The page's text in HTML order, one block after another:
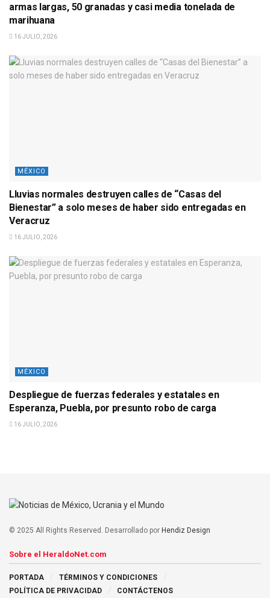
armas largas, 50 granadas y casi media tonelada de
marihuana
16 JULIO, 2026
MÉXICO
Lluvias normales destruyen calles de “Casas del
Bienestar” a solo meses de haber sido entregadas en
Veracruz
16 JULIO, 2026
MÉXICO
Despliegue de fuerzas federales y estatales en
Esperanza, Puebla, por presunto robo de carga
16 JULIO, 2026
© 2025 All Rights Reserved. Desarrollado por Hendiz Design
Sobre el HeraldoNet.com
PORTADA
TÉRMINOS Y CONDICIONES
POLÍTICA DE PRIVACIDAD
CONTÁCTENOS